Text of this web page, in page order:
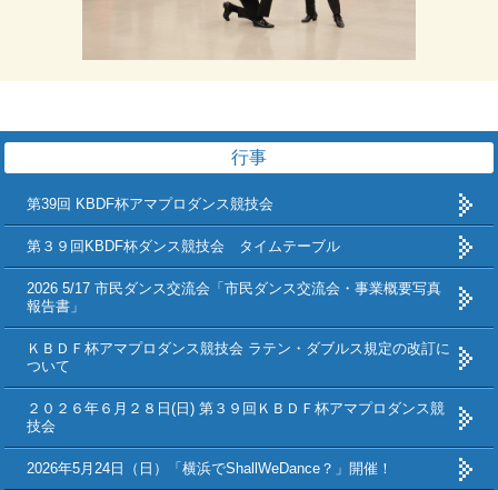
行事
第39回 KBDF杯アマプロダンス競技会
第３９回KBDF杯ダンス競技会 タイムテーブル
2026 5/17 市民ダンス交流会「市民ダンス交流会・事業概要写真
報告書」
ＫＢＤＦ杯アマプロダンス競技会 ラテン・ダブルス規定の改訂に
ついて
２０２６年６月２８日(日) 第３９回ＫＢＤＦ杯アマプロダンス競
技会
2026年5月24日（日）「横浜でShallWeDance？」開催！